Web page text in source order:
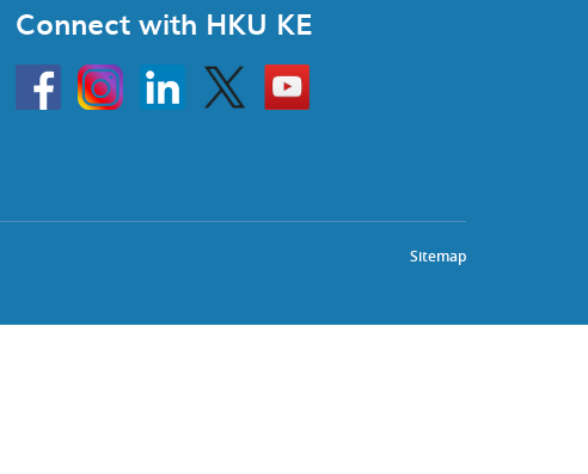
Connect with HKU KE
HKU
InstagramLinkedin Twitter
Go
to
HKU
Sitemap